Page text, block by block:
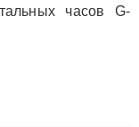
часов G-